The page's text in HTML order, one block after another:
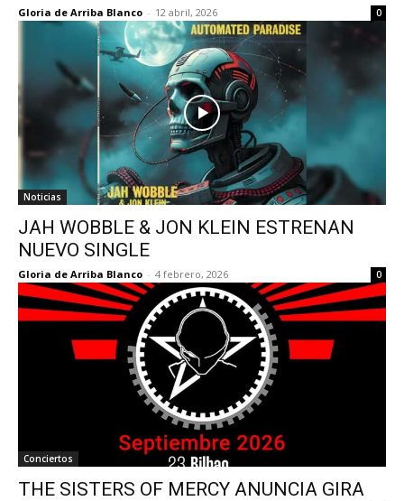
Gloria de Arriba Blanco - 12 abril, 2026 0
Noticias
JAH WOBBLE & JON KLEIN ESTRENAN
NUEVO SINGLE
Gloria de Arriba Blanco - 4 febrero, 2026 0
Conciertos
THE SISTERS OF MERCY ANUNCIA GIRA